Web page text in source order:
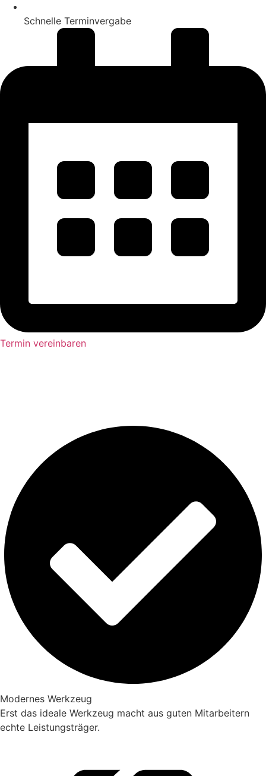
Schnelle Terminvergabe
Termin vereinbaren
Modernes Werkzeug
Erst das ideale Werkzeug macht aus guten Mitarbeitern
echte Leistungsträger.